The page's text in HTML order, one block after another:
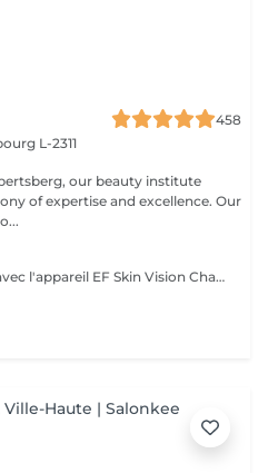
458
L-2311
our beauty institute
of expertise and excellence. Our
Analyse précise de la peau avec l'appareil EF Skin Vision Chaque peau étant unique, nous analysons ensemble les besoins actuels de votre peau. L'appareil diagnostic effectue une analyse complète. Il détermine l'identité de votre peau en quelques minutes, en se basant sur 9 paramètres spécifiques: hydratation, excès de sébum, élasticité, desquamation, pores, taches pigmentaires, rides pattes d'oie, rides du front, couperose. Soin anti-âge liftant pour une peau plus ferme. Les produits pénètrent profondément grâce au, Sono Lifter qui permet également d'agir sur les cicatrices d'acné. Le relâchement de la peau, les rides et les rides d'expression sont atténuées grâce au RF Tightener. Pour raffermir et redessiner l'ovale du visage.